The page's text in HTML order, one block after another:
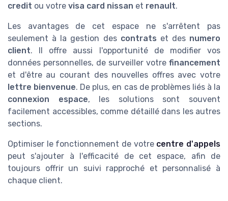
credit ou votre visa card nissan et renault.
Les avantages de cet espace ne s'arrêtent pas
seulement à la gestion des contrats et des numero
client. Il offre aussi l'opportunité de modifier vos
données personnelles, de surveiller votre financement
et d'être au courant des nouvelles offres avec votre
lettre bienvenue. De plus, en cas de problèmes liés à la
connexion espace, les solutions sont souvent
facilement accessibles, comme détaillé dans les autres
sections.
Optimiser le fonctionnement de votre centre d'appels
peut s'ajouter à l'efficacité de cet espace, afin de
toujours offrir un suivi rapproché et personnalisé à
chaque client.